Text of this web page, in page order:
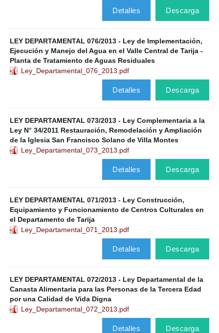
Descarga
Detalles
LEY DEPARTAMENTAL 076/2013 - Ley de Implementación,
Ejecución y Manejo del Agua en el Valle Central de Tarija -
Planta de Tratamiento de Aguas Residuales
Ley_Departamental_076_2013.pdf
Descarga
Detalles
LEY DEPARTAMENTAL 073/2013 - Ley Complementaria a la
Ley N° 34/2011 Restauración, Remodelación y Ampliación
de la Iglesia San Francisco Solano de Villa Montes
Ley_Departamental_073_2013.pdf
Descarga
Detalles
LEY DEPARTAMENTAL 071/2013 - Ley Construcción,
Equipamiento y Funcionamiento de Centros Culturales en
el Departamento de Tarija
Ley_Departamental_071_2013.pdf
Descarga
Detalles
LEY DEPARTAMENTAL 072/2013 - Ley Departamental de la
Canasta Alimentaria para las Personas de la Tercera Edad
por una Calidad de Vida Digna
Ley_Departamental_072_2013.pdf
Descarga
Detalles